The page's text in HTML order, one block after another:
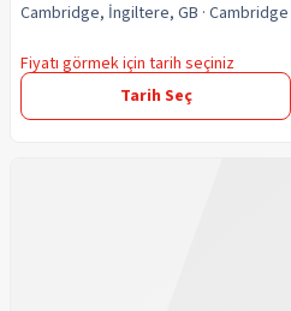
Cambridge, İngiltere, GB · Cambridge
Fiyatı görmek için tarih seçiniz
Tarih Seç